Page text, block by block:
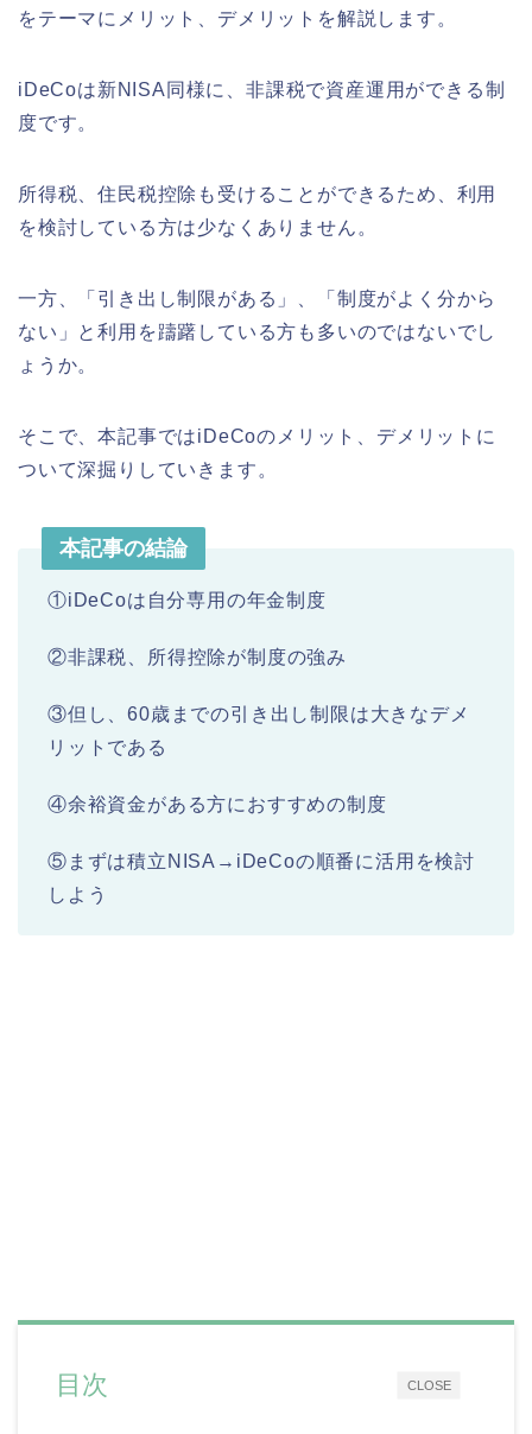
をテーマにメリット、デメリットを解説します。
iDeCoは新NISA同様に、非課税で資産運用ができる制
度です。
所得税、住民税控除も受けることができるため、利用
を検討している方は少なくありません。
一方、「引き出し制限がある」、「制度がよく分から
ない」と利用を躊躇している方も多いのではないでし
ょうか。
そこで、本記事ではiDeCoのメリット、デメリットに
ついて深掘りしていきます。
本記事の結論
①iDeCoは自分専用の年金制度
②非課税、所得控除が制度の強み
③但し、60歳までの引き出し制限は大きなデメ
リットである
④余裕資金がある方におすすめの制度
⑤まずは積立NISA→iDeCoの順番に活用を検討
しよう
CLOSE
目次